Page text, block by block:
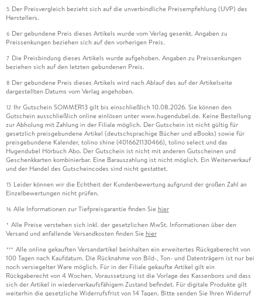
5 Der Preisvergleich bezieht sich auf die unverbindliche Preisempfehlung (UVP) des
Herstellers.
6 Der gebundene Preis dieses Artikels wurde vom Verlag gesenkt. Angaben zu
Preissenkungen beziehen sich auf den vorherigen Preis.
7 Die Preisbindung dieses Artikels wurde aufgehoben. Angaben zu Preissenkungen
beziehen sich auf den letzten gebundenen Preis.
8 Der gebundene Preis dieses Artikels wird nach Ablauf des auf der Artikelseite
dargestellten Datums vom Verlag angehoben.
12 Ihr Gutschein SOMMER13 gilt bis einschließlich 10.08.2026. Sie können den
Gutschein ausschließlich online einlösen unter www.hugendubel.de. Keine Bestellung
zur Abholung mit Zahlung in der Filiale möglich. Der Gutschein ist nicht gültig für
gesetzlich preisgebundene Artikel (deutschsprachige Bücher und eBooks) sowie für
preisgebundene Kalender, tolino shine (4016621130466), tolino select und das
Hugendubel Hörbuch Abo. Der Gutschein ist nicht mit anderen Gutscheinen und
Geschenkkarten kombinierbar. Eine Barauszahlung ist nicht möglich. Ein Weiterverkauf
und der Handel des Gutscheincodes sind nicht gestattet.
15 Leider können wir die Echtheit der Kundenbewertung aufgrund der großen Zahl an
Einzelbewertungen nicht prüfen.
16 Alle Informationen zur Tiefpreisgarantie finden Sie hier
* Alle Preise verstehen sich inkl. der gesetzlichen MwSt. Informationen über den
Versand und anfallende Versandkosten finden Sie hier
*** Alle online gekauften Versandartikel beinhalten ein erweitertes Rückgaberecht von
100 Tagen nach Kaufdatum. Die Rücknahme von Bild-, Ton- und Datenträgern ist nur bei
noch versiegelter Ware möglich. Für in der Filiale gekaufte Artikel gilt ein
Rückgaberecht von 4 Wochen. Voraussetzung ist die Vorlage des Kassenbons und dass
sich der Artikel in wiederverkaufsfähigem Zustand befindet. Für digitale Produkte gilt
weiterhin die gesetzliche Widerrufsfrist von 14 Tagen. Bitte senden Sie Ihren Widerruf